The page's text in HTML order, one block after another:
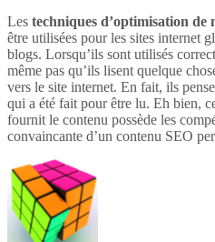
Les techniques d’optimisation de
être utilisées pour les sites internet
blogs. Lorsqu’ils sont utilisés
même pas qu’ils lisent quelque
vers le site internet. En fait, ils
qui a été fait pour être lu. Eh bien,
fournit le contenu possède les
convaincante d’un contenu SEO